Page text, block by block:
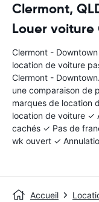
Clermont,
Louer voiture
Clermont -
location de voiture
Clermont -
une comparaison de
marques de location
location de voiture ✓
cachés ✓ Pas de
wk ouvert ✓
Accueil